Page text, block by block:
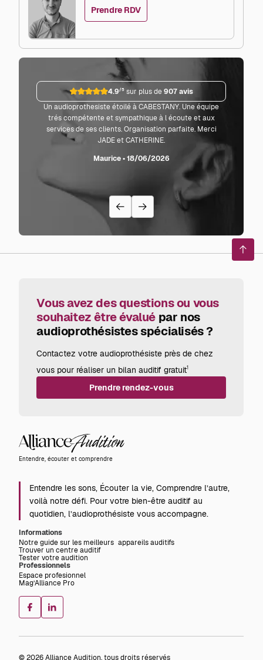
Prendre RDV
4.9/5sur plus de907 avis
Un audioprothesiste étoilé à CABESTANY. Une équipe
trés compétente et sympathique à l écoute et aux
services de ses clients. Organisation parfaite. Merci
JADE et CATHERINE.
Maurice • 18/06/2026
en
Vous avez des questions ou vous
souhaitez être évalué par nos
audioprothésistes spécialisés ?
Contactez votre audioprothésiste près de chez
vous pour réaliser un bilan auditif gratuit1
Prendre rendez-vous
Audition
Entendre, écouter et comprendre
Entendre les sons, Écouter la vie, Comprendre l’autre,
voilà notre défi. Pour votre bien-être auditif au
quotidien, l’audioprothésiste vous accompagne.
Informations
Notre guide sur les meilleurs appareils auditifs
Trouver un centre auditif
Tester votre audition
Professionnels
Espace profesionnel
Mag’Alliance Pro
© 2026 Alliance Audition, tous droits réservés